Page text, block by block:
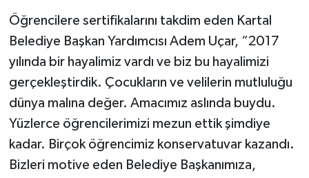
Öğrencilere sertifikalarını takdim eden Kartal
Belediye Başkan Yardımcısı Adem Uçar, “2017
yılında bir hayalimiz vardı ve biz bu hayalimizi
gerçekleştirdik. Çocukların ve velilerin mutluluğu
dünya malına değer. Amacımız aslında buydu.
Yüzlerce öğrencilerimizi mezun ettik şimdiye
kadar. Birçok öğrencimiz konservatuvar kazandı.
Bizleri motive eden Belediye Başkanımıza,